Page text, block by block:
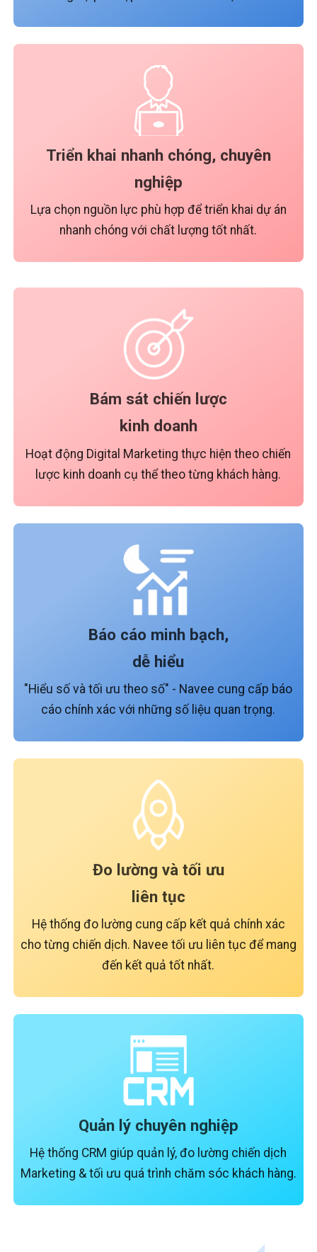
Triển khai nhanh chóng, chuyên
nghiệp
Lựa chọn nguồn lực phù hợp để triển khai dự án
nhanh chóng với chất lượng tốt nhất.
Bám sát chiến lược
kinh doanh
Hoạt động Digital Marketing thực hiện theo chiến
lược kinh doanh cụ thể theo từng khách hàng.
Báo cáo minh bạch,
dễ hiểu
"Hiểu số và tối ưu theo số" - Navee cung cấp báo
cáo chính xác với những số liệu quan trọng.
Đo lường và tối ưu
liên tục
Hệ thống đo lường cung cấp kết quả chính xác
cho từng chiến dịch. Navee tối ưu liên tục để mang
đến kết quả tốt nhất.
Quản lý chuyên nghiệp
Hệ thống CRM giúp quản lý, đo lường chiến dịch
Marketing & tối ưu quá trình chăm sóc khách hàng.